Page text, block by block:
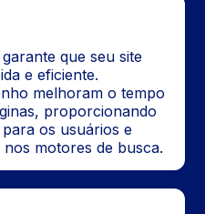
que seu site
e eficiente.
melhoram o tempo
proporcionando
os usuários e
motores de busca.